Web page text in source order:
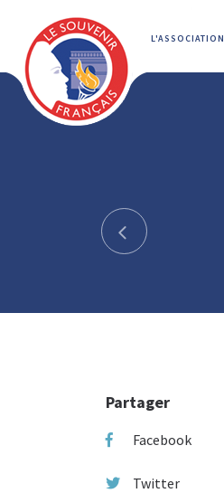
L'ASSOCIATION
Partager
Facebook
Twitter